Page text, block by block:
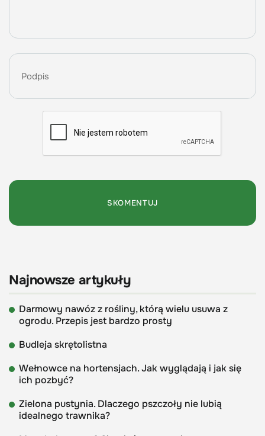
Najnowsze artykuły
Darmowy nawóz z rośliny, którą wielu usuwa z
ogrodu. Przepis jest bardzo prosty
Budleja skrętolistna
Wełnowce na hortensjach. Jak wyglądają i jak się
ich pozbyć?
Zielona pustynia. Dlaczego pszczoły nie lubią
idealnego trawnika?